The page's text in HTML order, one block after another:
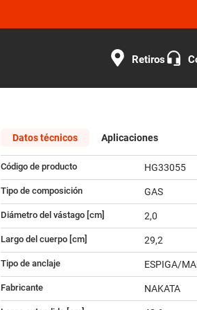
Retiros
Datos técnicos Aplicaciones
Código de producto HG33055
Tipo de composición GAS
Diámetro del vástago [cm] 2,0
Largo del cuerpo [cm] 29,2
Tipo de anclaje ESPIGA/
Fabricante NAKATA